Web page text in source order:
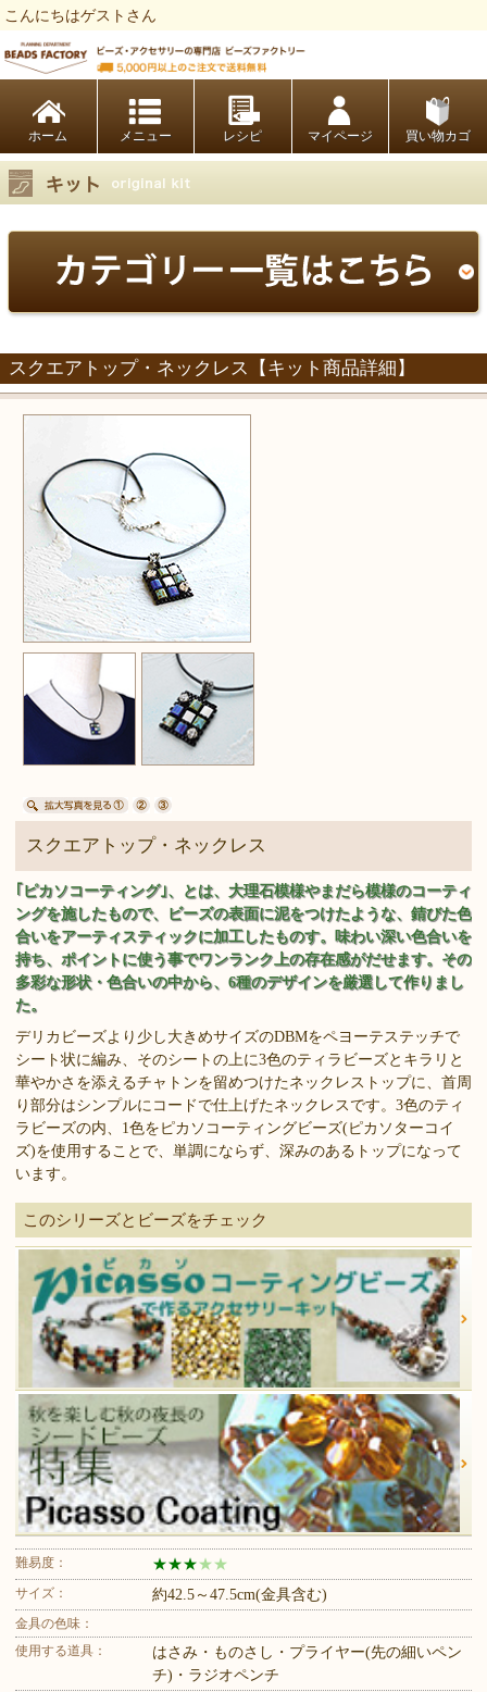
こんにちはゲストさん
ホーム レシピ マイページ 買い物カゴ
スクエアトップ・ネックレス【キット商品詳細】
スクエアトップ・ネックレス
｢ピカソコーティング｣、とは、大理石模様やまだら模様のコーティ
ングを施したもので、ビーズの表面に泥をつけたような、錆びた色
合いをアーティスティックに加工したものす。味わい深い色合いを
持ち、ポイントに使う事でワンランク上の存在感がだせます。その
多彩な形状・色合いの中から、6種のデザインを厳選して作りまし
た。
デリカビーズより少し大きめサイズのDBMをペヨーテステッチで
シート状に編み、そのシートの上に3色のティラビーズとキラリと
華やかさを添えるチャトンを留めつけたネックレストップに、首周
り部分はシンプルにコードで仕上げたネックレスです。3色のティ
ラビーズの内、1色をピカソコーティングビーズ(ピカソターコイ
ズ)を使用することで、単調にならず、深みのあるトップになって
います。
このシリーズとビーズをチェック
難易度： ★★★ ★ ★
サイズ： 約42.5～47.5cm(金具含む)
金具の色味：
使用する道具：
はさみ・ものさし・プライヤー(先の細いペン
チ)・ラジオペンチ